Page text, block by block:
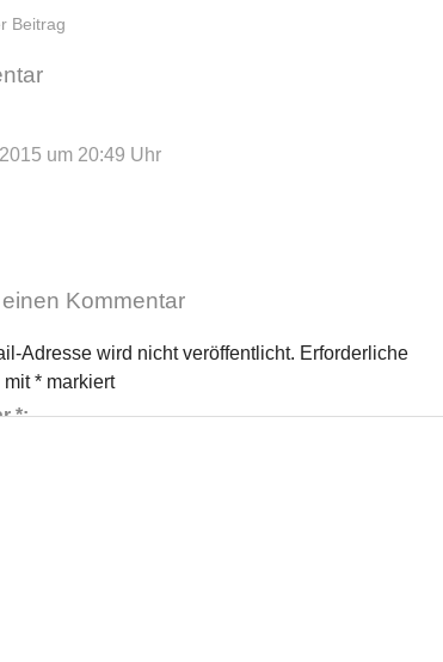
Beitrag
um 20:49 Uhr
Kommentar
Adresse wird nicht veröffentlicht. Erforderliche
mit* markiert
*